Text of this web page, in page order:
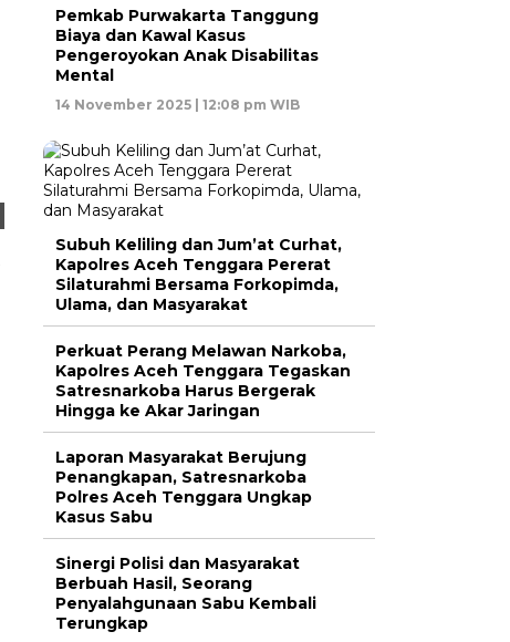
Pemkab Purwakarta Tanggung
Biaya dan Kawal Kasus
Pengeroyokan Anak Disabilitas
Mental
14 November 2025 | 12:08 pm WIB
Subuh Keliling dan Jum’at Curhat,
Kapolres Aceh Tenggara Pererat
Silaturahmi Bersama Forkopimda,
Ulama, dan Masyarakat
Perkuat Perang Melawan Narkoba,
Kapolres Aceh Tenggara Tegaskan
Satresnarkoba Harus Bergerak
Hingga ke Akar Jaringan
Laporan Masyarakat Berujung
Penangkapan, Satresnarkoba
Polres Aceh Tenggara Ungkap
Kasus Sabu
Sinergi Polisi dan Masyarakat
Berbuah Hasil, Seorang
Penyalahgunaan Sabu Kembali
Terungkap